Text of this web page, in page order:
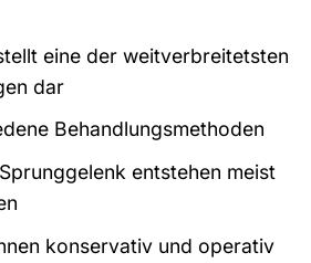
eine der weitverbreitetsten
dar
Behandlungsmethoden
entstehen meist
konservativ und operativ